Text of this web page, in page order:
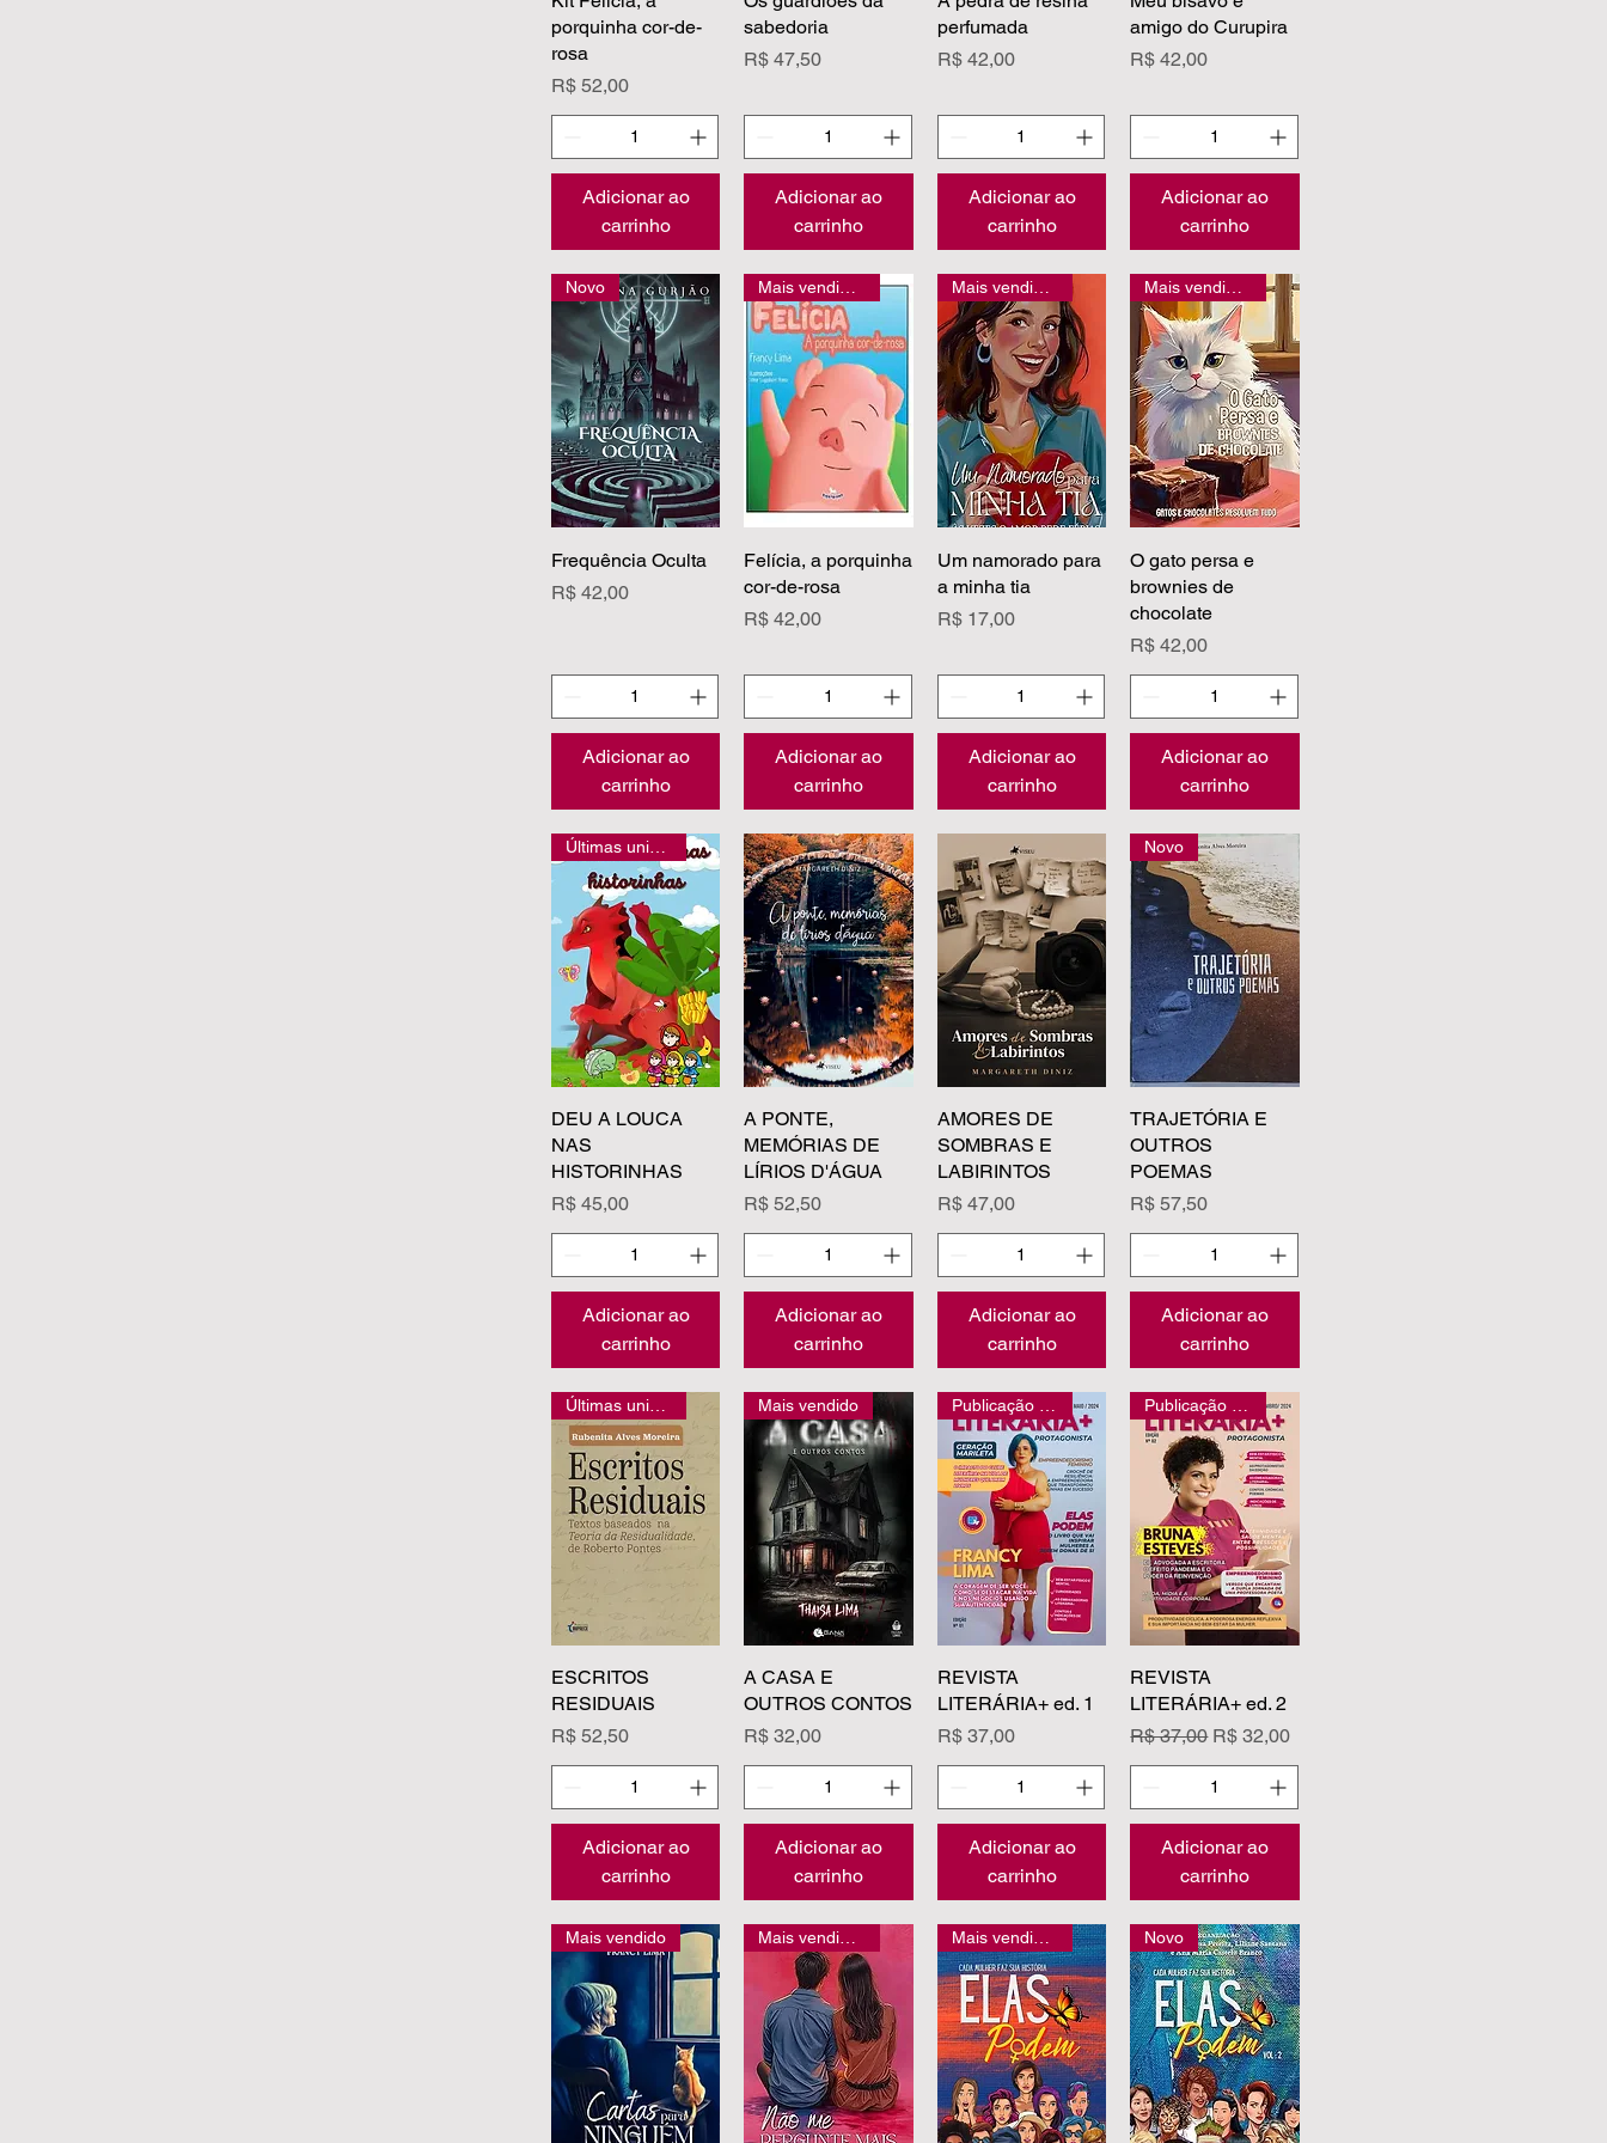
porquinha cor-de-
rosa
Preço
R$ 52,00
Adicionar ao
carrinho
sabedoria
Preço
R$ 47,50
Adicionar ao
carrinho
perfumada
Preço
R$ 42,00
Adicionar ao
carrinho
amigo do Curupira
Preço
R$ 42,00
Adicionar ao
carrinho
Visualização rápida
Novo
Frequência Oculta
Preço
R$ 42,00
Adicionar ao
carrinho
Visualização rápida
Mais vendidos
Felícia, a porquinha
cor-de-rosa
Preço
R$ 42,00
Adicionar ao
carrinho
Visualização rápida
Mais vendidos
Um namorado para
a minha tia
Preço
R$ 17,00
Adicionar ao
carrinho
Visualização rápida
Mais vendidos
O gato persa e
brownies de
chocolate
Preço
R$ 42,00
Adicionar ao
carrinho
Visualização rápida
Últimas unidades
DEU A LOUCA
NAS
HISTORINHAS
Preço
R$ 45,00
Adicionar ao
carrinho
Visualização rápida
A PONTE,
MEMÓRIAS DE
LÍRIOS D'ÁGUA
Preço
R$ 52,50
Adicionar ao
carrinho
Visualização rápida
AMORES DE
SOMBRAS E
LABIRINTOS
Preço
R$ 47,00
Adicionar ao
carrinho
Visualização rápida
Novo
TRAJETÓRIA E
OUTROS
POEMAS
Preço
R$ 57,50
Adicionar ao
carrinho
Visualização rápida
Últimas unidades
ESCRITOS
RESIDUAIS
Preço
R$ 52,50
Adicionar ao
carrinho
Visualização rápida
Mais vendido
A CASA E
OUTROS CONTOS
Preço
R$ 32,00
Adicionar ao
carrinho
Visualização rápida
REVISTA
LITERÁRIA+ ed. 1
Preço
R$ 37,00
Adicionar ao
carrinho
Visualização rápida
REVISTA
LITERÁRIA+ ed. 2
Preço normal
R$ 37,00 Preço promocional
R$ 32,00
Adicionar ao
carrinho
Mais vendido Mais vendidos Mais vendidos Novo